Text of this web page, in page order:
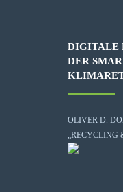
DIGITALE
DER
OLIVER D.
„RECYCLING